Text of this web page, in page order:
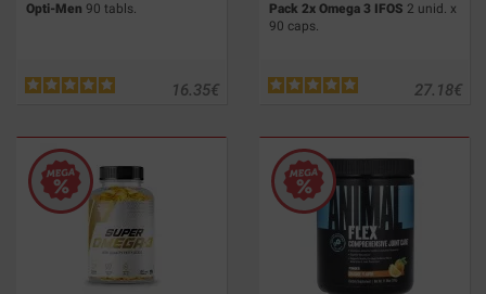
Opti-Men 90 tabls.
€
16.35
Pack 2x Omega 3 IFOS 2 unid. x
90 caps.
€
27.18